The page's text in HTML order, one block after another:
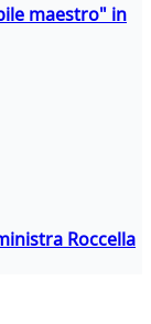
maestro" in
Roccella